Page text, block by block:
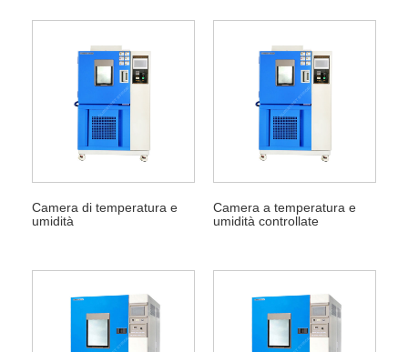
Camera di temperatura e
umidità
Camera a temperatura e
umidità controllate